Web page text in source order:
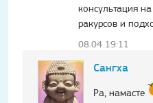
консультация
ракурсов и
08.04 19:11
Сангха
Ра, намасте